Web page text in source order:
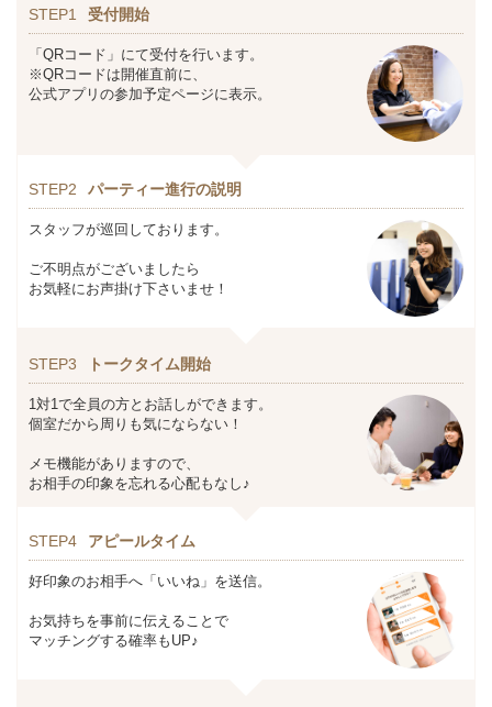
STEP1 受付開始
「QRコード」にて受付を行います。
※QRコードは開催直前に、
公式アプリの参加予定ページに表示。
STEP2 パーティー進行の説明
スタッフが巡回しております。
ご不明点がございましたら
お気軽にお声掛け下さいませ！
STEP3 トークタイム開始
1対1で全員の方とお話しができます。
個室だから周りも気にならない！
メモ機能がありますので、
お相手の印象を忘れる心配もなし♪
STEP4 アピールタイム
好印象のお相手へ「いいね」を送信。
お気持ちを事前に伝えることで
マッチングする確率もUP♪